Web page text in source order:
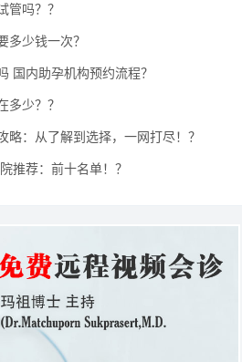
管吗？？
多少钱一次？
国内助孕机构预约流程？
多少？？
略：从了解到选择，一网打尽！？
推荐：前十名单！？